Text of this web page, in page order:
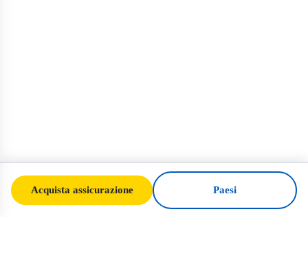
Acquista assicurazione Paesi